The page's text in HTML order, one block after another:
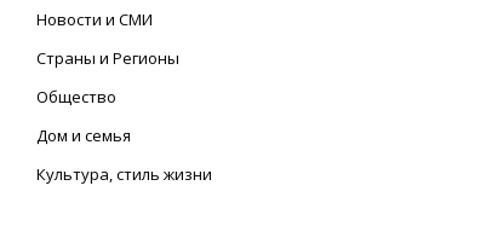
Новости и СМИ
Страны и Регионы
Общество
Дом и семья
Культура, стиль жизни